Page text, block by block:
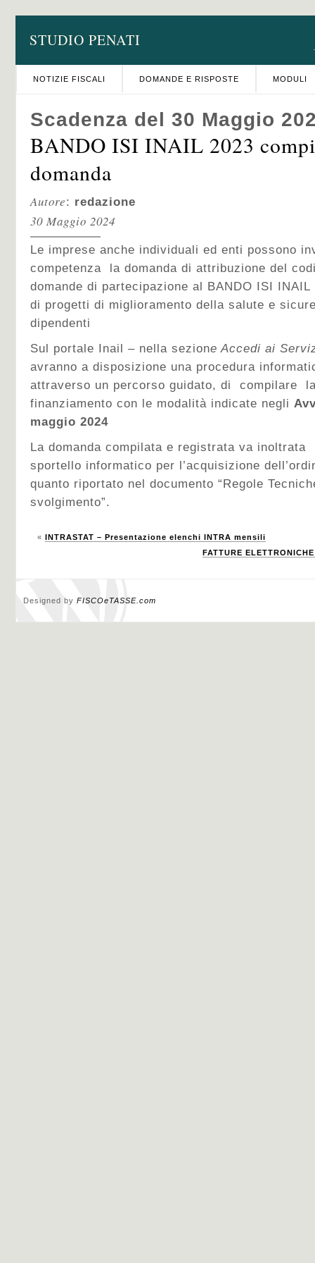
STUDIO PENATI
NOTIZIE FISCALI DOMANDE E RISPOSTE MODULI
Scadenza del 30 Maggio
BANDO ISI INAIL 2023
domanda
Autore: redazione
30 Maggio 2024
Le imprese anche individuali ed enti possono
competenza la domanda di attribuzione del
domande di partecipazione al BANDO ISI
di progetti di miglioramento della salute e
dipendenti
Sul portale Inail – nella sezione Accedi ai
avranno a disposizione una procedura
attraverso un percorso guidato, di compilare
finanziamento con le modalità indicate negli
maggio 2024
La domanda compilata e registrata va inoltrata
sportello informatico per l’acquisizione
quanto riportato nel documento “Regole
svolgimento”.
« INTRASTAT – Presentazione elenchi INTRA mensili
FATTURE
Designed by FISCOeTASSE.com